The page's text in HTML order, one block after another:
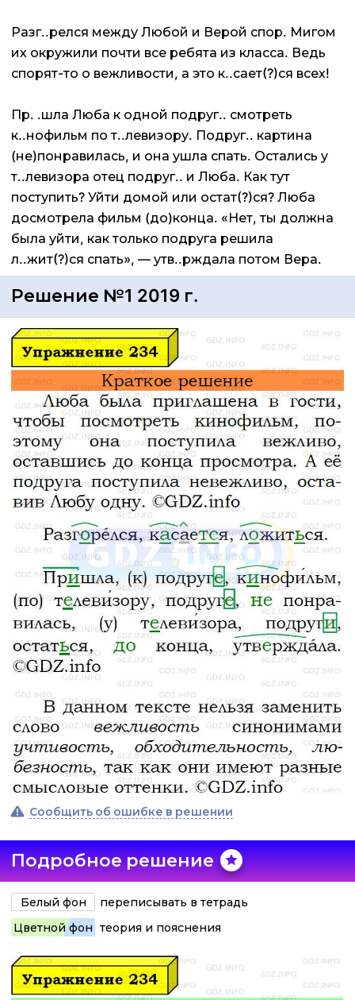
Разг..релся между Любой и Верой спор. Мигом
их окружили почти все ребята из класса. Ведь
спорят-то о вежливости, а это к..сает(?)ся всех!
Пр. .шла Люба к одной подруг.. смотреть
к..нофильм по т..левизору. Подруг.. картина
(не)понравилась, и она ушла спать. Остались у
т..левизора отец подруг.. и Люба. Как тут
поступить? Уйти домой или остат(?)ся? Люба
досмотрела фильм (до)конца. «Нет, ты должна
была уйти, как только подруга решила
л..жит(?)ся спать», — утв..рждала потом Вера.
Решение №1 2019 г.
Сообщить об ошибке в решении
Подробное решение
Белый фон
переписывать в тетрадь
Цветной фон теория и пояснения